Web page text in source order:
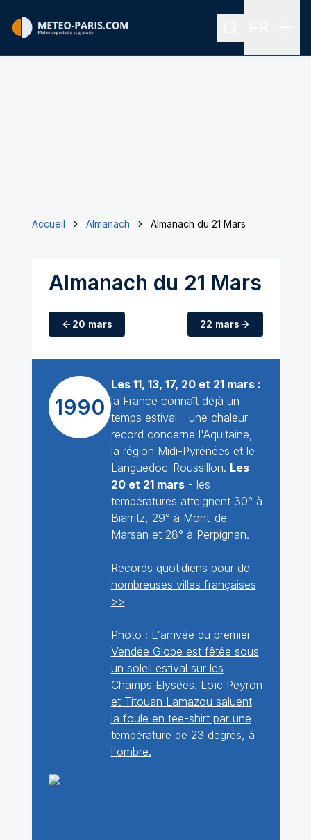
Rechercher
Accueil Almanach Almanach du 21 Mars
Almanach du 21 Mars
20 mars 22 mars
1990
Les 11, 13, 17, 20 et 21 mars :
la France connaît déjà un
temps estival - une chaleur
record concerne l'Aquitaine,
la région Midi-Pyrénées et le
Languedoc-Roussillon. Les
20 et 21 mars- les
températures atteignent 30° à
Biarritz, 29° à Mont-de-
Marsan et 28° à Perpignan.
Records quotidiens pour de
nombreuses villes françaises
>>
Photo : L'arrivée du premier
Vendée Globe est fêtée sous
un soleil estival sur les
Champs Elysées. Loïc Peyron
et Titouan Lamazou saluent
la foule en tee-shirt par une
température de 23 degrés, à
l'ombre.